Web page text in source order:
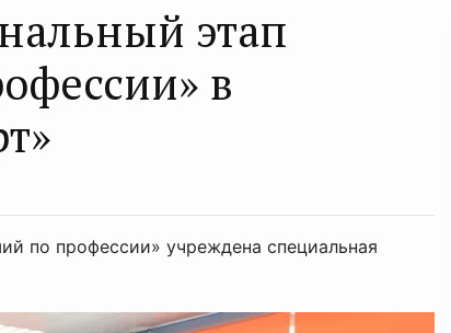
этап
в
по профессии» учреждена специальная